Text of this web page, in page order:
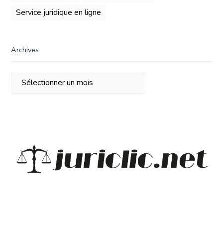
Service juridique en ligne
Archives
Archives